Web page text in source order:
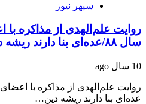
سپهر نیوز
روایت علم‌الهدی از مذاکره
سال ۸۸/عده‌ای بنا دارند ریشه دین و رهبری را بزنند
10 سال ago
عده‌ای بنا دارند ریشه دین…